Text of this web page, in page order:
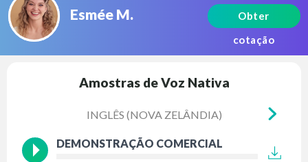
Esmée M.
Obter
cotação
Amostras de Voz Nativa
INGLÊS (NOVA ZELÂNDIA)
DEMONSTRAÇÃO COMERCIAL